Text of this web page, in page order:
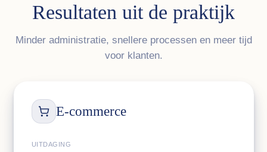
Resultaten uit de praktijk
Minder administratie, snellere processen en meer tijd
voor klanten.
E-commerce
UITDAGING